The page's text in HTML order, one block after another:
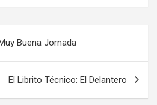
Buena Jornada
El Librito Técnico: El Delantero